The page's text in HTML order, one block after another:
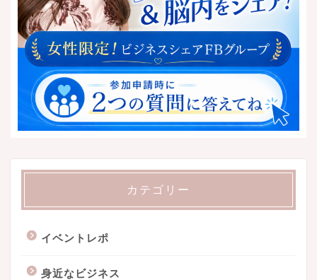
カテゴリー
イベントレポ
身近なビジネス